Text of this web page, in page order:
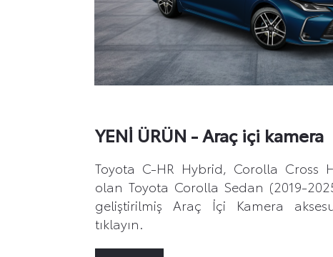
YENİ ÜRÜN - Araç içi kamera
Toyota C-HR Hybrid, Corolla Cross
olan Toyota Corolla Sedan (2019-
geliştirilmiş Araç İçi Kamera
tıklayın.